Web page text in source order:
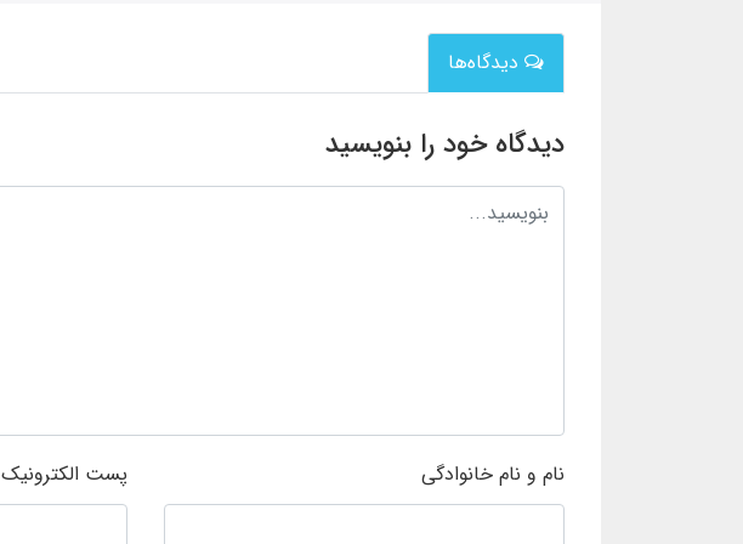
دیدگاه‌ها
دیدگاه خود را بنویسید
نام و نام خانوادگی پست الکترونیک